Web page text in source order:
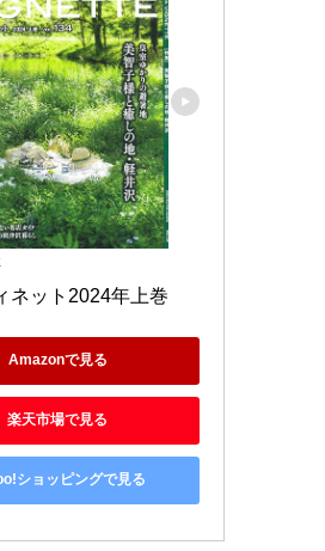
ネット2024年上巻
Amazonで見る
楽天市場で見る
ショッピングで見る